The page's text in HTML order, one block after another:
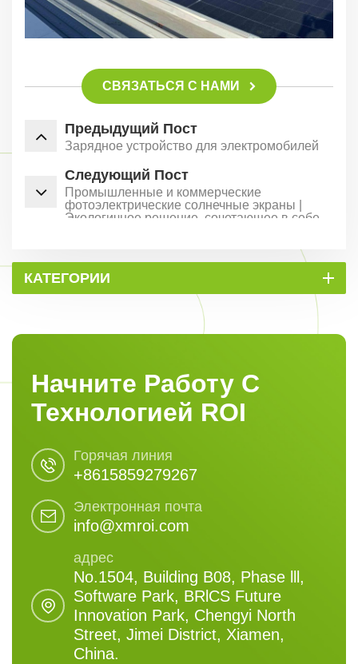
СВЯЗАТЬСЯ С НАМИ
Предыдущий Пост
Зарядное устройство для электромобилей
Следующий Пост
Промышленные и коммерческие
фотоэлектрические солнечные экраны |
Экологичное решение, сочетающее в себе
КАТЕГОРИИ
Начните Работу С
Технологией ROI
Горячая линия
+8615859279267
Электронная почта
info@xmroi.com
адрес
No.1504, Building B08, Phase lll,
Software Park, BRlCS Future
Innovation Park, Chengyi North
Street, Jimei District, Xiamen,
China.